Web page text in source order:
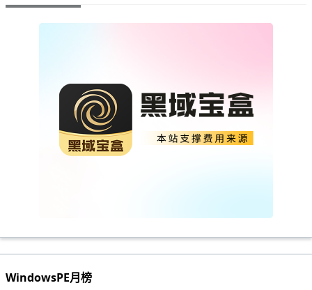
WindowsPE月榜